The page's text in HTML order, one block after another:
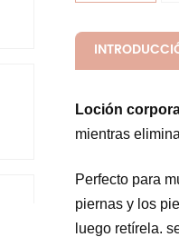
Loción
mientras
Perfecto para
piernas y los
luego retírela.